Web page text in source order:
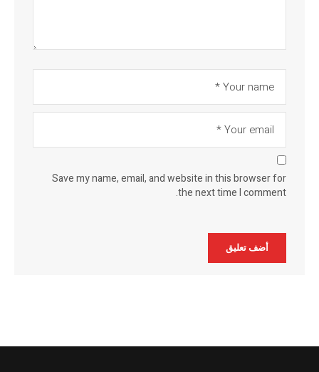
Save my name, email, and website in this browser for
the next time I comment.